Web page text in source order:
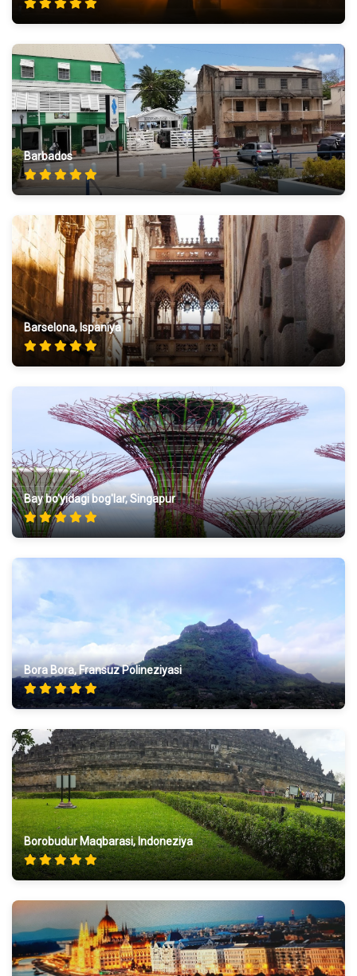
Barbados
Barselona, Ispaniya
Bay bo'yidagi bog'lar, Singapur
Bora Bora, Fransuz Polineziyasi
Borobudur Maqbarasi, Indoneziya